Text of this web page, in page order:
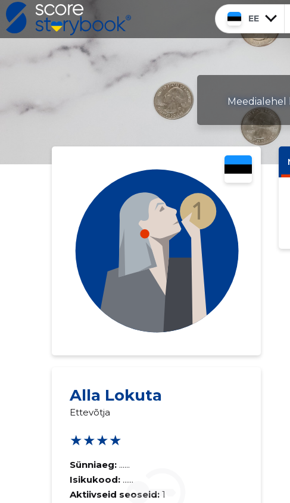
EE
Meedialehel
Alla Lokuta
Ettevõtja
★★★★
Sünniaeg: ......
Isikukood: ......
Aktiivseid seoseid: 1